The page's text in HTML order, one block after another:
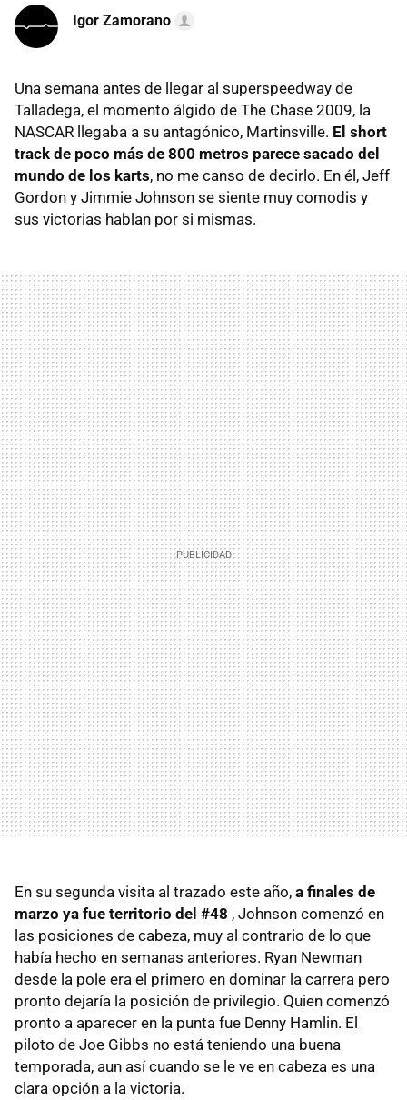
Igor Zamorano
Una semana antes de llegar al superspeedway de
Talladega, el momento álgido de The Chase 2009, la
NASCAR llegaba a su antagónico, Martinsville. El short
track de poco más de 800 metros parece sacado del
mundo de los karts, no me canso de decirlo. En él, Jeff
Gordon y Jimmie Johnson se siente muy comodis y
sus victorias hablan por si mismas.
En su segunda visita al trazado este año, a finales de
marzo ya fue territorio del #48 , Johnson comenzó en
las posiciones de cabeza, muy al contrario de lo que
había hecho en semanas anteriores. Ryan Newman
desde la pole era el primero en dominar la carrera pero
pronto dejaría la posición de privilegio. Quien comenzó
pronto a aparecer en la punta fue Denny Hamlin. El
piloto de Joe Gibbs no está teniendo una buena
temporada, aun así cuando se le ve en cabeza es una
clara opción a la victoria.